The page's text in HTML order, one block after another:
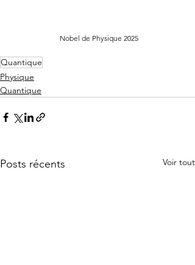
Nobel de Physique 2025
Quantique
Physique
Quantique
Posts récents Voir tout